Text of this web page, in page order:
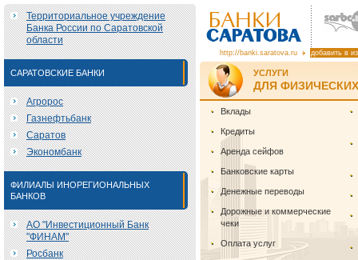
Территориальное учреждение
Банка России по Саратовской
области
САРАТОВСКИЕ БАНКИ
Агророс
Газнефтьбанк
Саратов
Экономбанк
ФИЛИАЛЫ ИНОРЕГИОНАЛЬНЫХ
БАНКОВ
АО "Инвестиционный Банк
"ФИНАМ"
Росбанк
http://banki.saratova.ru добавить в
УСЛУГИ
ДЛЯ
Вклады
Кредиты
Аренда сейфов
Банковские карты
Денежные переводы
Дорожные и коммерческие
чеки
Оплата услуг